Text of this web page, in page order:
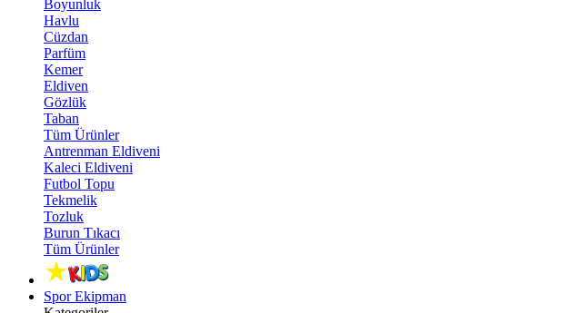
Boyunluk
Havlu
Cüzdan
Parfüm
Kemer
Eldiven
Gözlük
Taban
Tüm Ürünler
Antrenman Eldiveni
Kaleci Eldiveni
Futbol Topu
Tekmelik
Tozluk
Burun Tıkacı
Tüm Ürünler
Spor Ekipman